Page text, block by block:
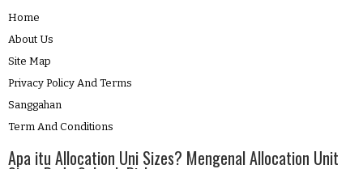
Home
About Us
Site Map
Privacy Policy And Terms
Sanggahan
Term And Conditions
Apa itu Allocation Uni Sizes? Mengenal Allocation Unit